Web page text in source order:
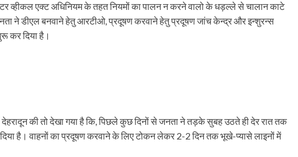
व्हीकल एक्ट अधिनियम के तहत नियमों का पालन न करने वालो के धड़ल्ले से चालान काटे
ने डीएल बनवाने हेतु आरटीओ, प्रदूषण करवाने हेतु प्रदूषण जांच केन्द्र और इन्शुरन्स
कर दिया है।
की तो देखा गया है कि, पिछले कुछ दिनों से जनता ने तड़के सुबह उठते ही देर रात तक
है। वाहनों का प्रदूषण करवाने के लिए टोकन लेकर 2-2 दिन तक भूखे-प्यासे लाइनों में
गिरी, कॉर्बेट में पर्यटक फंसे,
बचे और धराली आपदा का
दर्द….
बिग ब्रेकिंग: उत्तराखंड में बारिश का कहर। देहरादून-
बागेश्वर में ऑरेंज अलर्ट, स्कूल बंद। 99 सड़कें बाधित